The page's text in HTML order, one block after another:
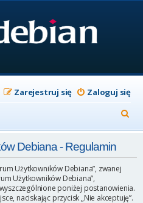
Zaloguj się
Zarejestruj się
z
Debiana - Regulamin
Użytkowników Debiana”, zwanej
Użytkowników Debiana”,
poniżej postanowienia.
naciskając przycisk „Nie akceptuję”.